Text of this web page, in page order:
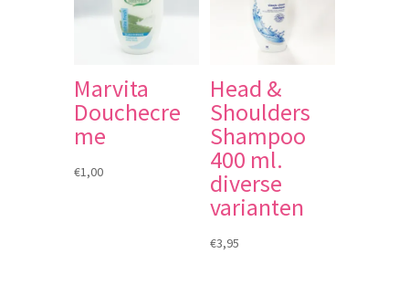
Marvita
Douchecre
me
€1,00
Head &
Shoulders
Shampoo
400 ml.
diverse
varianten
€3,95